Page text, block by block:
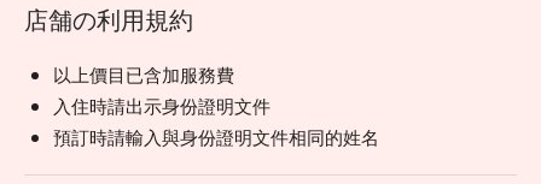
店舗の利用規約
以上價目已含加服務費
入住時請出示身份證明文件
預訂時請輸入與身份證明文件相同的姓名